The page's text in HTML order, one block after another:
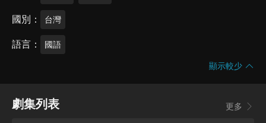
國別 台灣
語言 國語
顯示較少
劇集列表 更多